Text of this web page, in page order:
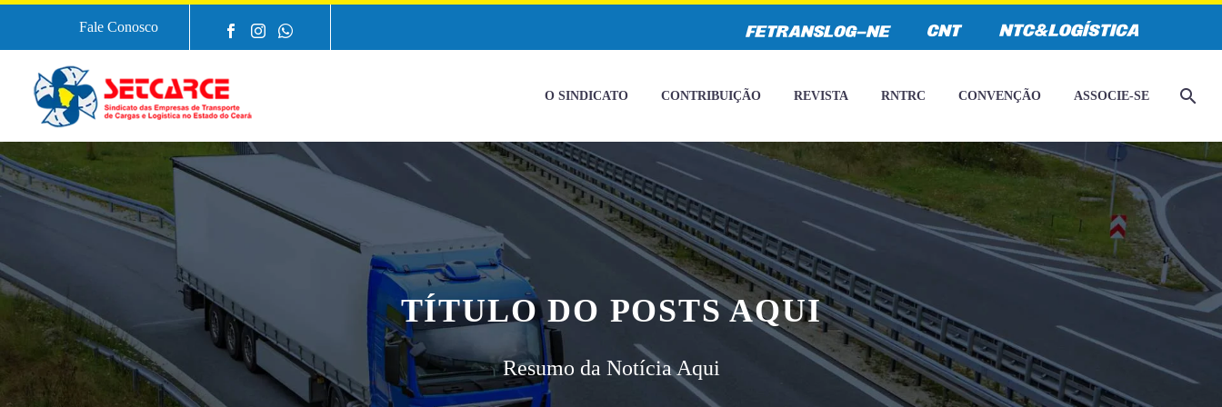
Fale Conosco
O SINDICATO CONTRIBUIÇÃO REVISTA RNTRC CONVENÇÃO ASSOCIE-SE
TÍTULO DO POSTS AQUI
Resumo da Notícia Aqui